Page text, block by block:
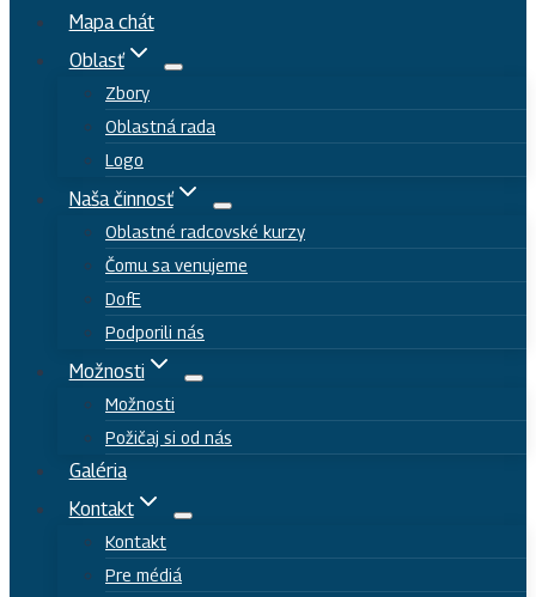
Mapa chát
Oblasť
Zbory
Oblastná rada
Logo
Naša činnosť
Oblastné radcovské kurzy
Čomu sa venujeme
DofE
Podporili nás
Možnosti
Možnosti
Požičaj si od nás
Galéria
Kontakt
Kontakt
Pre médiá